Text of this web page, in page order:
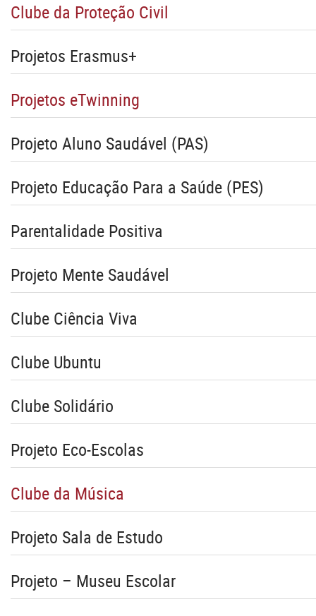
Clube da Proteção Civil
Projetos Erasmus+
Projetos eTwinning
Projeto Aluno Saudável (PAS)
Projeto Educação Para a Saúde (PES)
Parentalidade Positiva
Projeto Mente Saudável
Clube Ciência Viva
Clube Ubuntu
Clube Solidário
Projeto Eco-Escolas
Clube da Música
Projeto Sala de Estudo
Projeto – Museu Escolar